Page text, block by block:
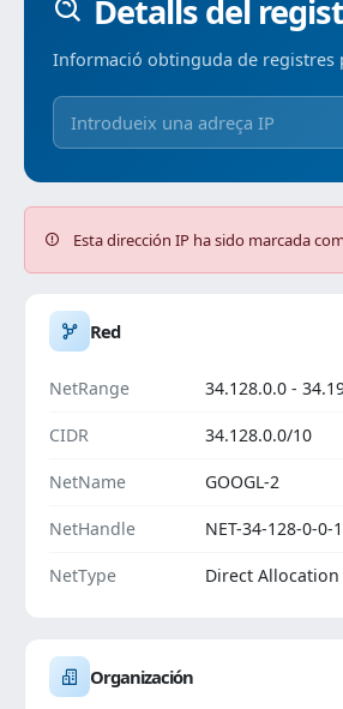
Detalls del
Informació obtinguda de registres
Esta dirección IP ha sido marcada
Red
NetRange 34.128.0.0 -
CIDR 34.128.0.0/10
NetName GOOGL-2
NetHandle NET-34-128-0-0-1
NetType Direct Allocation
Organización